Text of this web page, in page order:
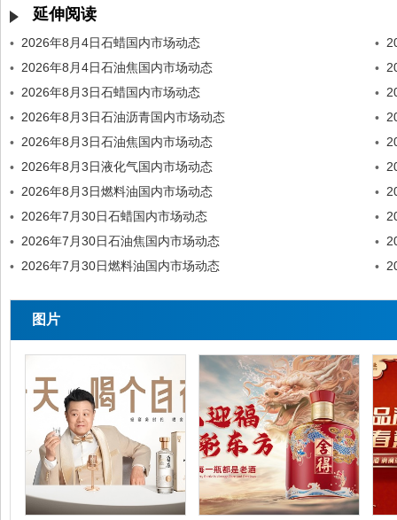
延伸阅读
• 2026年8月4日石蜡国内市场动态 •
• 2026年8月4日石油焦国内市场动态 •
• 2026年8月3日石蜡国内市场动态 •
• 2026年8月3日石油沥青国内市场动态 •
• 2026年8月3日石油焦国内市场动态 •
• 2026年8月3日液化气国内市场动态 •
• 2026年8月3日燃料油国内市场动态 •
• 2026年7月30日石蜡国内市场动态 •
• 2026年7月30日石油焦国内市场动态 •
• 2026年7月30日燃料油国内市场动态 •
图片